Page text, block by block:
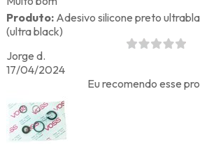
Produto:Adesivo silicone preto
(ultra black)
Jorge d.
17/04/2024
Eu recomendo esse